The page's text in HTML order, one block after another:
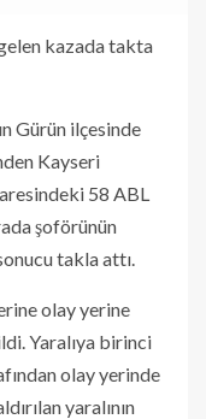
kazada takta
Gürün ilçesinde
Kayseri
58 ABL
şoförünün
takla attı.
olay yerine
Yaralıya birinci
olay yerinde
yaralının